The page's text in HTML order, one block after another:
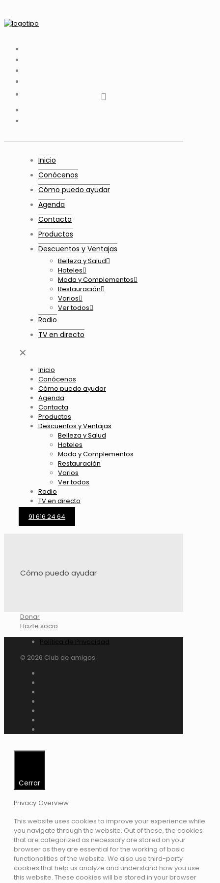
Youtube
Inicio
Conócenos
Cómo puedo ayudar
Agenda
Contacta
Productos
Descuentos y Ventajas
Belleza y Salud
Hoteles
Moda y Complementos
Restauración
Varios
Ver todos
Radio
TV en directo
✕
Inicio
Conócenos
Cómo puedo ayudar
Agenda
Contacta
Productos
Descuentos y Ventajas
Belleza y Salud
Hoteles
Moda y Complementos
Restauración
Varios
Ver todos
Radio
TV en directo
91 616 24 64
Cómo puedo ayudar
Donar
Hazte socio
Política de Privacidad
© 2026 Club de amigos.
Cerrar
Privacy Overview
This website uses cookies to improve your experience while
you navigate through the website. Out of these, the cookies
that are categorized as necessary are stored on your
browser as they are essential for the working of basic
functionalities of the website. We also use third-party
cookies that help us analyze and understand how you use
this website. These cookies will be stored in your browser